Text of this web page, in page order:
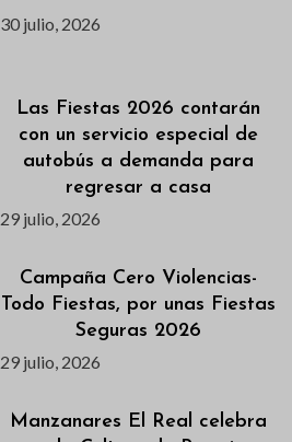
30 julio, 2026
Las Fiestas 2026 contarán
con un servicio especial de
autobús a demanda para
regresar a casa
29 julio, 2026
Campaña Cero Violencias-
Todo Fiestas, por unas Fiestas
Seguras 2026
29 julio, 2026
Manzanares El Real celebra